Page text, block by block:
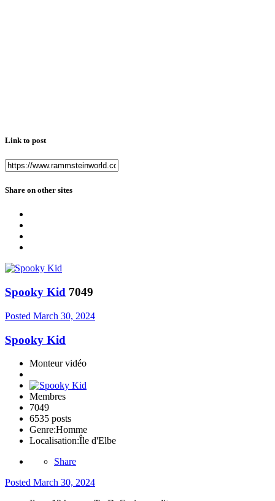
Link to post
Share on other sites
Spooky Kid 7049
Posted March 30, 2024
Spooky Kid
Monteur vidéo
Membres
7049
6535 posts
Genre:Homme
Localisation:Île d'Elbe
Share
Posted March 30, 2024